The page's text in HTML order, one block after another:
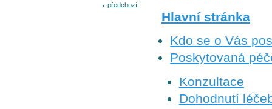
Hlavní stránka
Kdo se o Vás
Poskytovaná
Konzultace
Dohodnutí
předchozí